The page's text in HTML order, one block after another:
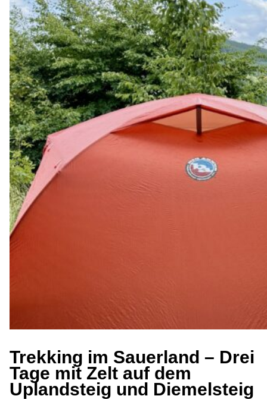
Trekking im Sauerland – Drei
Tage mit Zelt auf dem
Uplandsteig und Diemelsteig